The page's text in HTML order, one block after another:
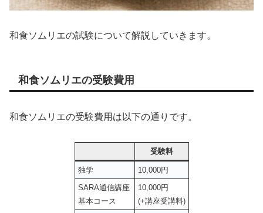
和食ソムリエの試験について解説していきます。
和食ソムリエの受験費用
和食ソムリエの受験費用は以下の通りです。
受験料
独学
10,000円
SARA通信講座
基本コース
10,000円
(+講座受講料)